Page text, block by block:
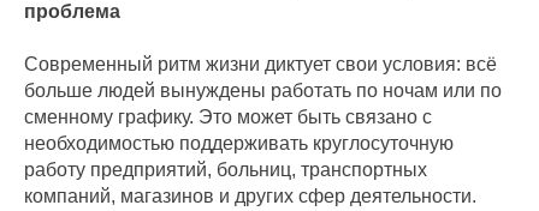
проблема
Современный ритм жизни диктует свои условия: всё
больше людей вынуждены работать по ночам или по
сменному графику. Это может быть связано с
необходимостью поддерживать круглосуточную
работу предприятий, больниц, транспортных
компаний, магазинов и других сфер деятельности.